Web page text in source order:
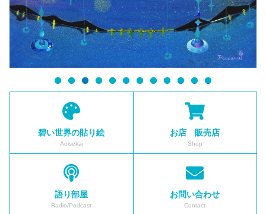
0 1 2
碧い世界の貼り絵
Aoisekai
お店 販売店
Shop
語り部屋
Radio/Podcast
お問い合わせ
Contact